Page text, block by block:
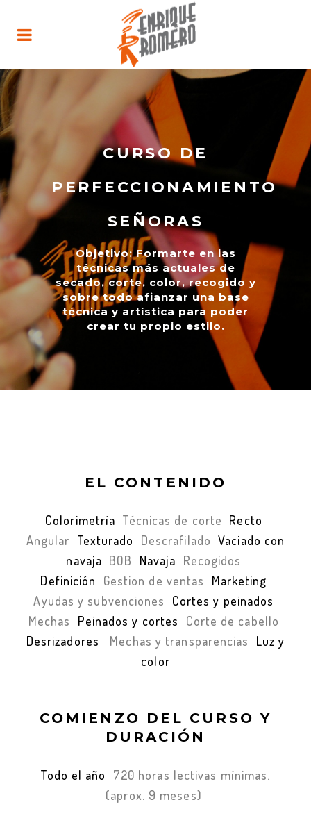
CURSO DE
PERFECCIONAMIENTO
SEÑORAS
Objetivo: Formarte en las
técnicas más actuales de
secado, corte, color, recogido y
sobre todo afianzar una base
técnica y artística para poder
crear tu propio estilo.
EL CONTENIDO
Colorimetría Técnicas de corte Recto
Angular Texturado Descrafilado Vaciado con
navaja BOB Navaja Recogidos
Definición Gestion de ventas
Marketing
Ayudas y subvenciones
Cortes y peinados
Mechas
Peinados y cortes Corte de cabello
Desrizadores Mechas y transparencias
Luz y
color
COMIENZO DEL CURSO Y
DURACIÓN
Todo el año
720 horas lectivas mínimas.
(aprox. 9 meses)